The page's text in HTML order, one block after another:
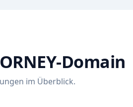
Domain
im Überblick.